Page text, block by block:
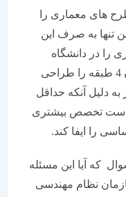
معماری را
به صرف این
را در دانشگاه
می تواند یک ساختمان 4 طبقه را طراحی
آنکه حداقل
تخصص بیشتری
ایفا کند.
آیا این مسئله
نظام مهندسی